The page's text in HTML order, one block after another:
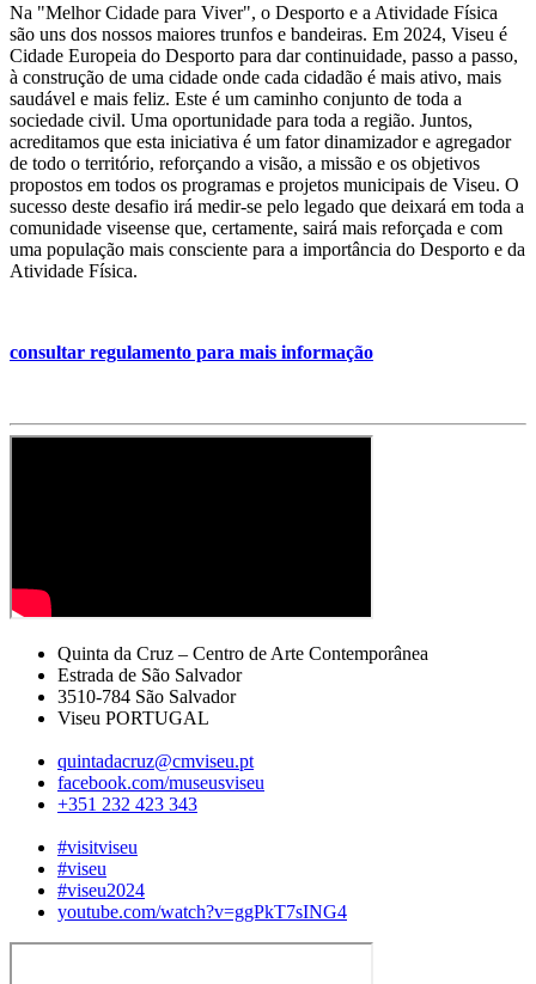
Na "Melhor Cidade para Viver", o Desporto e a Atividade Física
são uns dos nossos maiores trunfos e bandeiras. Em 2024, Viseu é
Cidade Europeia do Desporto para dar continuidade, passo a passo,
à construção de uma cidade onde cada cidadão é mais ativo, mais
saudável e mais feliz. Este é um caminho conjunto de toda a
sociedade civil. Uma oportunidade para toda a região. Juntos,
acreditamos que esta iniciativa é um fator dinamizador e agregador
de todo o território, reforçando a visão, a missão e os objetivos
propostos em todos os programas e projetos municipais de Viseu. O
sucesso deste desafio irá medir-se pelo legado que deixará em toda a
comunidade viseense que, certamente, sairá mais reforçada e com
uma população mais consciente para a importância do Desporto e da
Atividade Física.
consultar regulamento para mais informação
Quinta da Cruz – Centro de Arte Contemporânea
Estrada de São Salvador
3510-784 São Salvador
Viseu PORTUGAL
quintadacruz@cmviseu.pt
facebook.com/museusviseu
+351 232 423 343
#visitviseu
#viseu
#viseu2024
youtube.com/watch?v=ggPkT7sING4